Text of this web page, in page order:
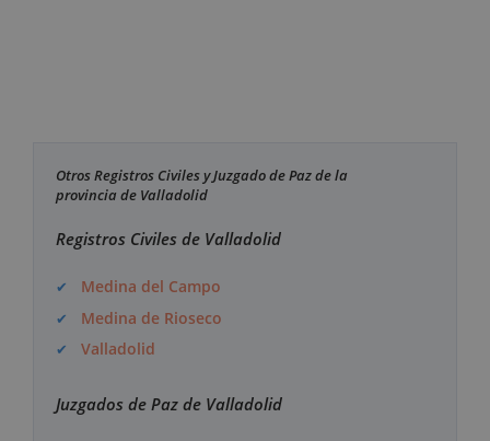
Otros Registros Civiles y Juzgado de Paz de la
provincia de Valladolid
Registros Civiles de Valladolid
Medina del Campo
Medina de Rioseco
Valladolid
Juzgados de Paz de Valladolid